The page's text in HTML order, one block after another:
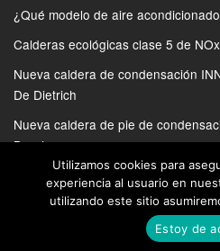
¿Qué modelo de aire
Calderas ecológicas clase 5 de
Nueva caldera de condensación
De Dietrich
Nueva caldera de pie de
Bosch
© 2020 | SERVICIO TECNICO DE
Utilizamos cookies para
experiencia al usuario en
utilizando este sitio
Estoy de